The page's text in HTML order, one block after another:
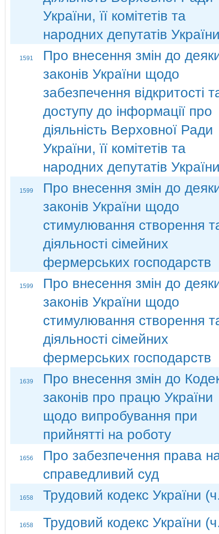
України, її комітетів та
народних депутатів
1591
Про внесення змін до
законів України щодо
забезпечення відкритості
доступу до інформації про
діяльність Верховної Ради
України, її комітетів та
народних депутатів
1599
Про внесення змін до
законів України щодо
стимулювання створення
діяльності сімейних
фермерських господарств
1599
Про внесення змін до
законів України щодо
стимулювання створення
діяльності сімейних
фермерських господарств
1639
Про внесення змін до
законів про працю України
щодо випробування при
прийнятті на роботу
1656
Про забезпечення права
справедливий суд
1658 Трудовий кодекс України
1658 Трудовий кодекс України